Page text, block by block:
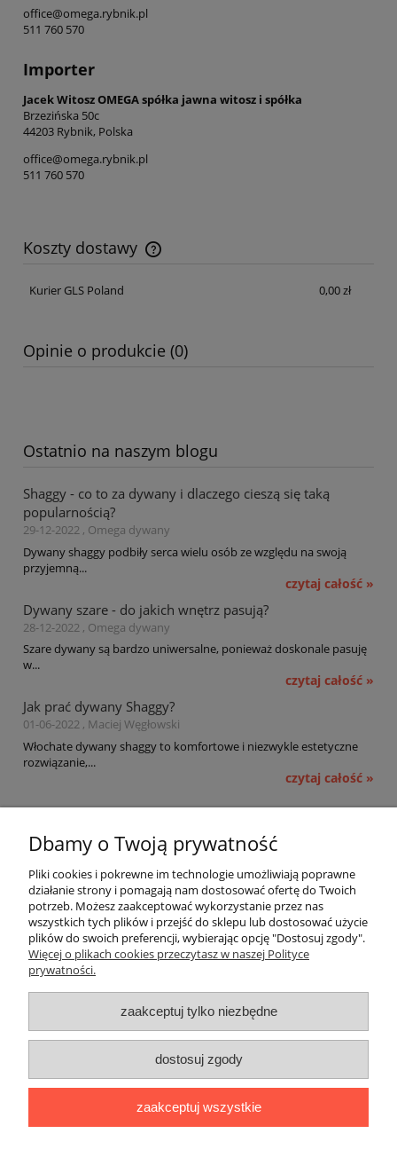
office@omega.rybnik.pl
511 760 570
Importer
Jacek Witosz OMEGA spółka jawna witosz i spółka
Brzezińska 50c
44203 Rybnik, Polska
office@omega.rybnik.pl
511 760 570
Koszty dostawy
Cena nie zawiera ewentualnych kosztów płatności
Kurier GLS Poland
0,00 zł
Opinie o produkcie (0)
Ostatnio na naszym blogu
Shaggy - co to za dywany i dlaczego cieszą się taką
popularnością?
29-12-2022 , Omega dywany
Dywany shaggy podbiły serca wielu osób ze względu na swoją
przyjemną...
czytaj całość »
Dywany szare - do jakich wnętrz pasują?
28-12-2022 , Omega dywany
Szare dywany są bardzo uniwersalne, ponieważ doskonale pasuję
w...
czytaj całość »
Jak prać dywany Shaggy?
01-06-2022 , Maciej Węgłowski
Włochate dywany shaggy to komfortowe i niezwykle estetyczne
rozwiązanie,...
czytaj całość »
Płatności i dostawa
Informacje
O nas
Witosz i Spółka
44-203 Rybnik ul. Brzezińska 50c
telefon:511760570
Facebook
Dbamy o Twoją prywatność
Pliki cookies i pokrewne im technologie umożliwiają poprawne
działanie strony i pomagają nam dostosować ofertę do Twoich
potrzeb. Możesz zaakceptować wykorzystanie przez nas
wszystkich tych plików i przejść do sklepu lub dostosować użycie
plików do swoich preferencji, wybierając opcję "Dostosuj zgody".
Więcej o plikach cookies przeczytasz w naszej Polityce
prywatności.
zaakceptuj tylko niezbędne
dostosuj zgody
zaakceptuj wszystkie